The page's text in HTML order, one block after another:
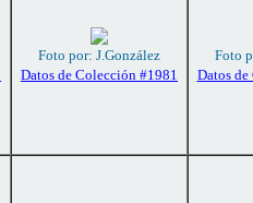
Foto por: J.González
Datos de Colección #1981
Foto
Datos